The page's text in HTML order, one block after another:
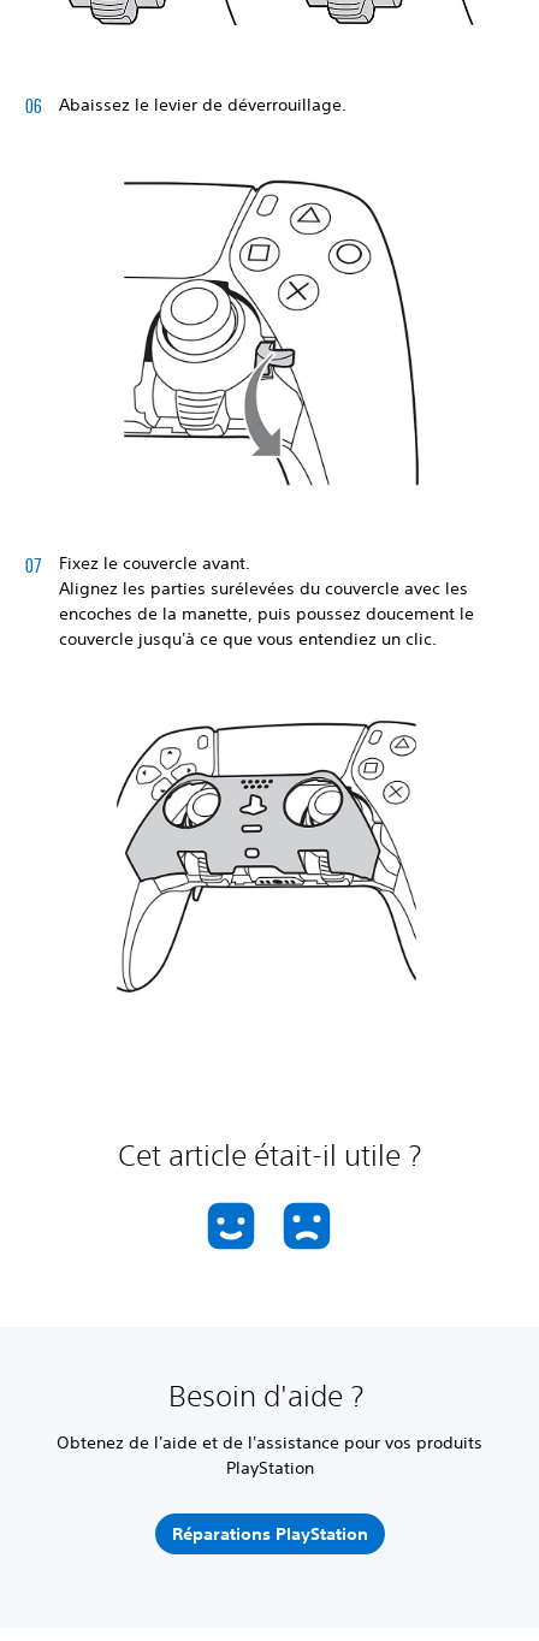
Abaissez le levier de déverrouillage.
Fixez le couvercle avant.
Alignez les parties surélevées du couvercle avec les
encoches de la manette, puis poussez doucement le
couvercle jusqu'à ce que vous entendiez un clic.
Cet article était-il utile ?
Besoin d'aide ?
Obtenez de l'aide et de l'assistance pour vos produits
PlayStation
Réparations PlayStation